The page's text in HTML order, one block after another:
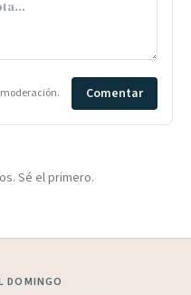
Comentar
Sé el primero.
DOMINGO